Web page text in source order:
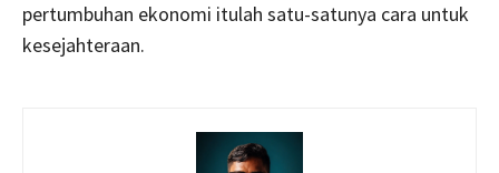
pertumbuhan ekonomi itulah satu-satunya cara untuk
kesejahteraan.